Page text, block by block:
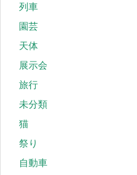
列車
園芸
天体
展示会
旅行
未分類
猫
祭り
自動車